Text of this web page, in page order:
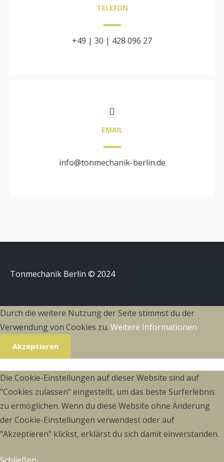
TELEFON
+49 | 30 | 428 096 27
EMAIL
info@tonmechanik-berlin.de
Tonmechanik Berlin © 2024
Durch die weitere Nutzung der Seite stimmst du der
Verwendung von Cookies zu. Weitere Informationen
Akzeptieren
Die Cookie-Einstellungen auf dieser Website sind auf
"Cookies zulassen" eingestellt, um das beste Surferlebnis
zu ermöglichen. Wenn du diese Website ohne Änderung
der Cookie-Einstellungen verwendest oder auf
"Akzeptieren" klickst, erklärst du sich damit einverstanden.